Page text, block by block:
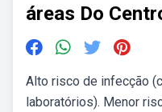
áreas Do
Alto risco de infecção
laboratórios). Menor